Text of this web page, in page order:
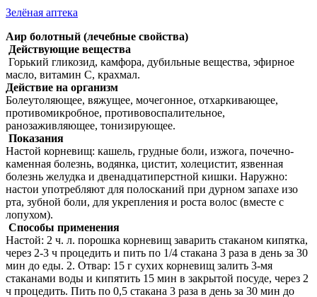
Зелёная аптека
Аир болотный (лечебные свойства)
Действующие вещества
Горький гликозид, камфора, дубильные вещества, эфирное
масло, витамин C, крахмал.
Действие на организм
Болеутоляющее, вяжущее, мочегонное, отхаркивающее,
противомикробное, противовоспалительное,
ранозаживляющее, тонизирующее.
Показания
Настой корневищ: кашель, грудные боли, изжога, почечно-
каменная болезнь, водянка, цистит, холецистит, язвенная
болезнь желудка и двенадцатиперстной кишки. Наружно:
настои употребляют для полосканий при дурном запахе изо
рта, зубной боли, для укрепления и роста волос (вместе с
лопухом).
Способы применения
Настой: 2 ч. л. порошка корневищ заварить стаканом кипятка,
через 2-3 ч процедить и пить по 1/4 стакана 3 раза в день за 30
мин до еды. 2. Отвар: 15 г сухих корневищ залить 3-мя
стаканами воды и кипятить 15 мин в закрытой посуде, через 2
ч процедить. Пить по 0,5 стакана 3 раза в день за 30 мин до